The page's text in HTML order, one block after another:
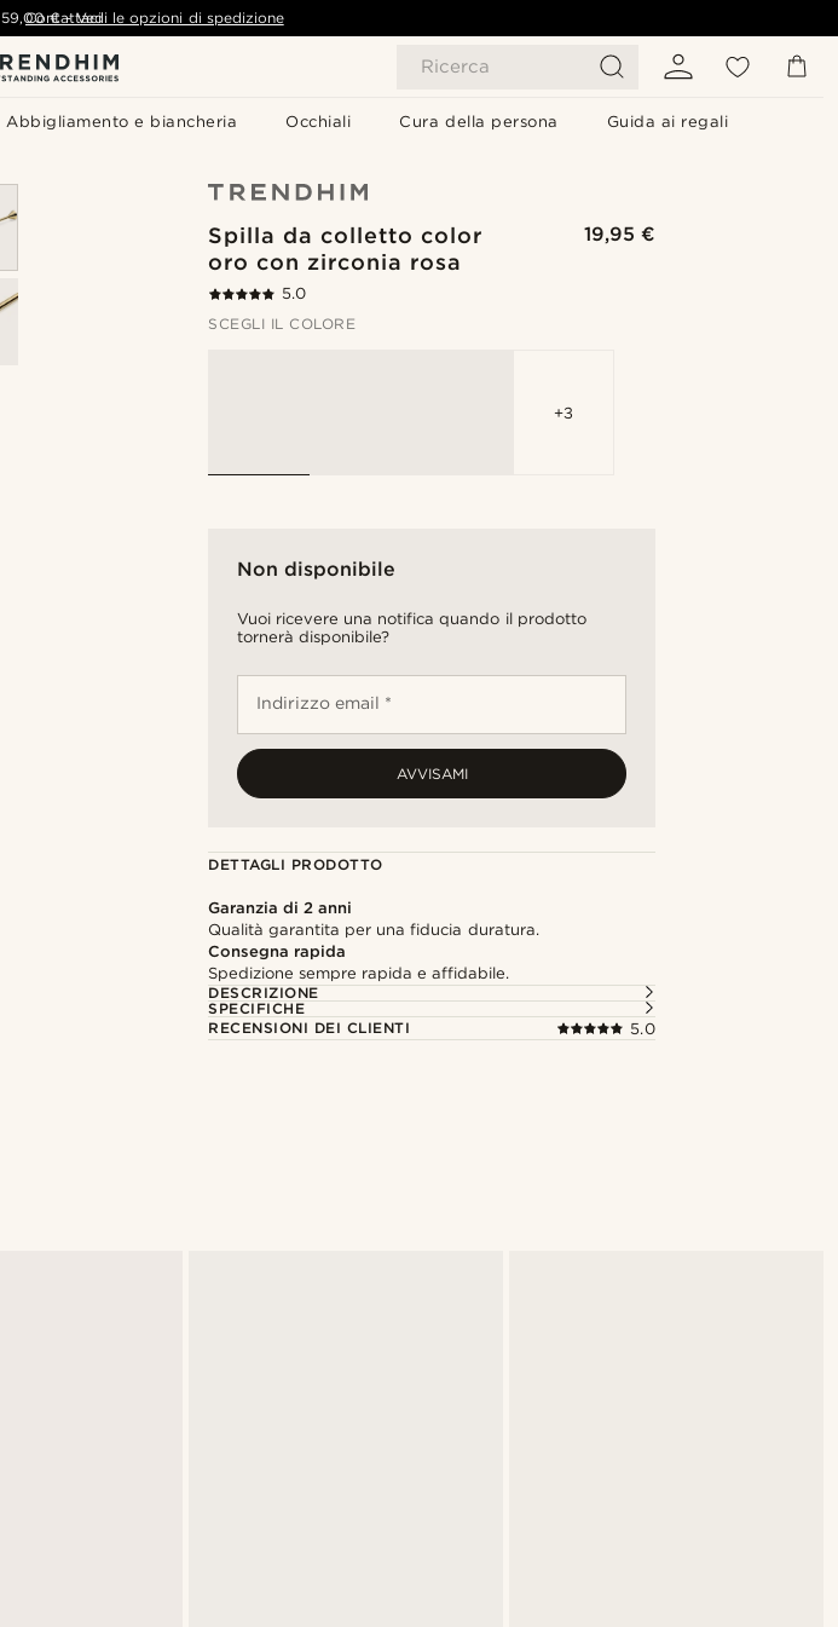
Ricerca
Abbigliamento e biancheria Occhiali Cura della persona Guida ai regali
59,00 € - Vedi le opzioni di spedizione
Contattaci
Spilla da colletto color
oro con zirconia rosa
19,95 €
5.0
SCEGLI IL COLORE
+3
Non disponibile
Vuoi ricevere una notifica quando il prodotto
tornerà disponibile?
Indirizzo email *
AVVISAMI
DETTAGLI PRODOTTO
Garanzia di 2 anni
Qualità garantita per una fiducia duratura.
Consegna rapida
Spedizione sempre rapida e affidabile.
DESCRIZIONE
SPECIFICHE
RECENSIONI DEI CLIENTI
5.0